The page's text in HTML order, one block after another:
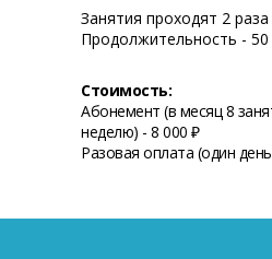
Занятия проходят 2
Продолжительность - 50
Стоимость:
Абонемент (в месяц 8
неделю) - 8 000 ₽
Разовая оплата (один